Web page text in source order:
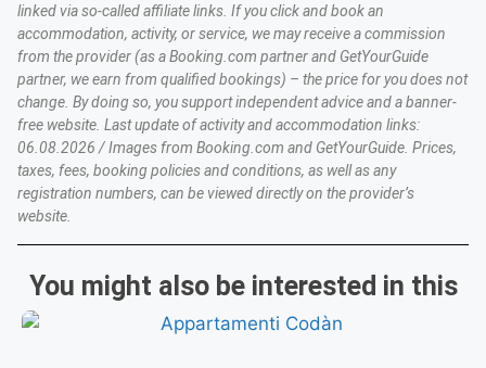
linked via so-called affiliate links. If you click and book an
accommodation, activity, or service, we may receive a commission
from the provider (as a Booking.com partner and GetYourGuide
partner, we earn from qualified bookings) – the price for you does not
change. By doing so, you support independent advice and a banner-
free website. Last update of activity and accommodation links:
06.08.2026 / Images from Booking.com and GetYourGuide. Prices,
taxes, fees, booking policies and conditions, as well as any
registration numbers, can be viewed directly on the provider’s
website.
You might also be interested in this